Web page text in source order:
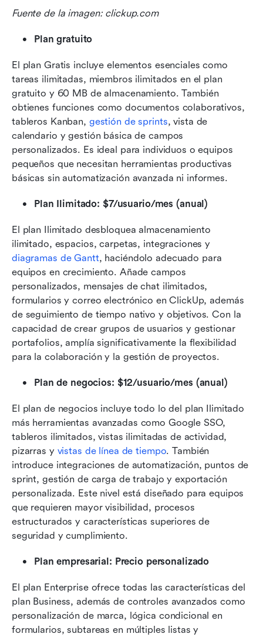
Fuente de la imagen: clickup.com
Plan gratuito
El plan Gratis incluye elementos esenciales como
tareas ilimitadas, miembros ilimitados en el plan
gratuito y 60 MB de almacenamiento. También
obtienes funciones como documentos colaborativos,
tableros Kanban, gestión de sprints, vista de
calendario y gestión básica de campos
personalizados. Es ideal para individuos o equipos
pequeños que necesitan herramientas productivas
básicas sin automatización avanzada ni informes.
Plan Ilimitado: $7/usuario/mes (anual)
El plan Ilimitado desbloquea almacenamiento
diagramas de Gantt, haciéndolo adecuado para
equipos en crecimiento. Añade campos
personalizados, mensajes de chat ilimitados,
formularios y correo electrónico en ClickUp, además
de seguimiento de tiempo nativo y objetivos. Con la
capacidad de crear grupos de usuarios y gestionar
portafolios, amplía significativamente la flexibilidad
para la colaboración y la gestión de proyectos.
Plan de negocios: $12/usuario/mes (anual)
El plan de negocios incluye todo lo del plan Ilimitado
más herramientas avanzadas como Google SSO,
tableros ilimitados, vistas ilimitadas de actividad,
pizarras y vistas de línea de tiempo. También
introduce integraciones de automatización, puntos de
sprint, gestión de carga de trabajo y exportación
personalizada. Este nivel está diseñado para equipos
que requieren mayor visibilidad, procesos
estructurados y características superiores de
seguridad y cumplimiento.
Plan empresarial: Precio personalizado
El plan Enterprise ofrece todas las características del
plan Business, además de controles avanzados como
personalización de marca, lógica condicional en
formularios, subtareas en múltiples listas y